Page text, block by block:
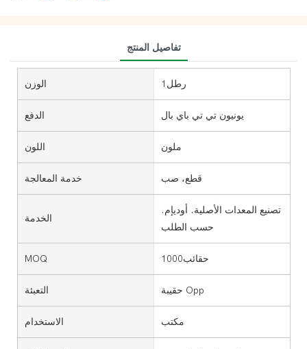
تفاصيل المنتج
الوزن رطل1
الدفع يونيون تي تي باي بال
اللون ملون
خدمة المعالجة قطع، صب
الخدمة
تصنيع المعدات الأصلية. أوديإم.
حسب الطلب
MOQ حقائب1000
التعبئة حقيبة Opp
الاستخدام مكتب